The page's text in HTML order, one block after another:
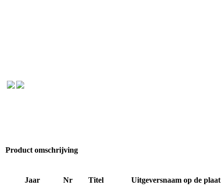
Product omschrijving
Jaar Nr Titel Uitgeversnaam op de plaat